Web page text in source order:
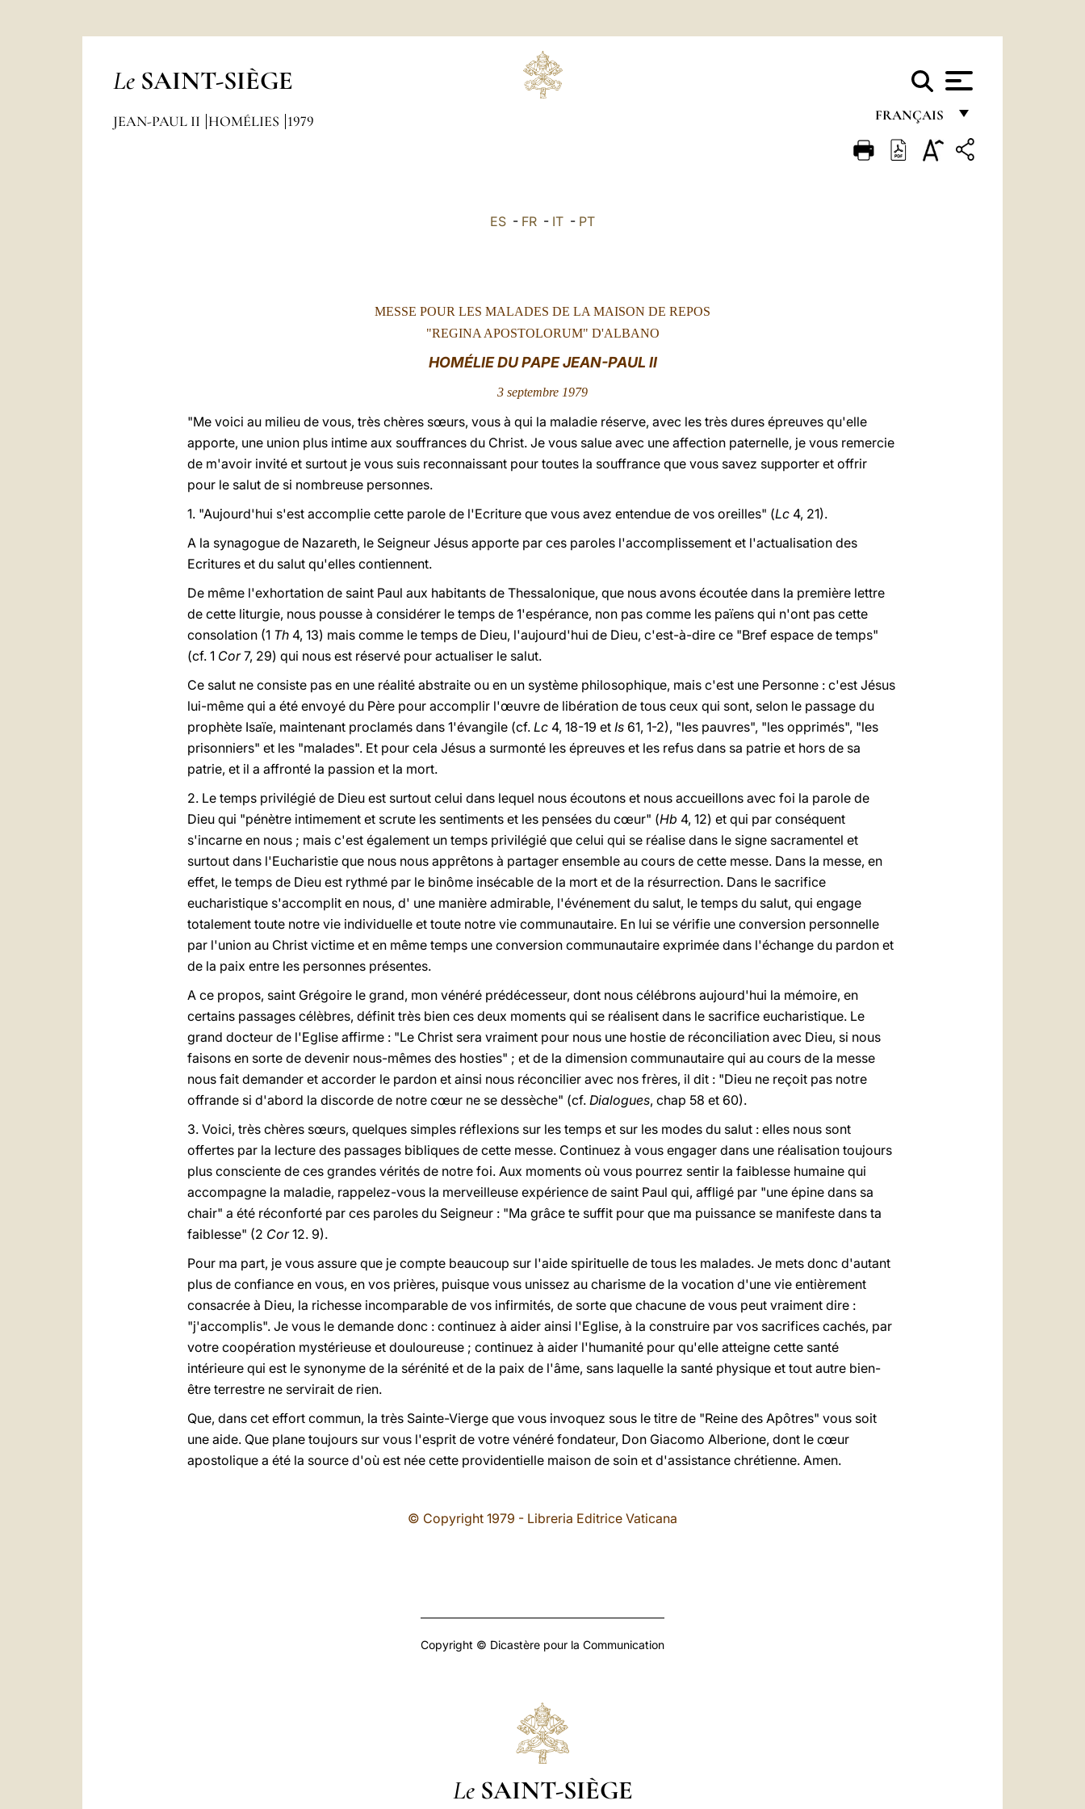
Le SAINT-SIÈGE
FRANÇAIS
FRANÇAIS
JEAN-PAUL II HOMÉLIES 1979
ES - FR - IT - PT
MESSE POUR LES MALADES DE LA MAISON DE REPOS
"REGINA APOSTOLORUM" D'ALBANO
HOMÉLIE DU PAPE JEAN-PAUL II
3 septembre 1979
"Me voici au milieu de vous, très chères sœurs, vous à qui la maladie réserve, avec les très dures épreuves qu'elle
apporte, une union plus intime aux souffrances du Christ. Je vous salue avec une affection paternelle, je vous remercie
de m'avoir invité et surtout je vous suis reconnaissant pour toutes la souffrance que vous savez supporter et offrir
pour le salut de si nombreuse personnes.
1. "Aujourd'hui s'est accomplie cette parole de l'Ecriture que vous avez entendue de vos oreilles" (Lc 4, 21).
A la synagogue de Nazareth, le Seigneur Jésus apporte par ces paroles l'accomplissement et l'actualisation des
Ecritures et du salut qu'elles contiennent.
De même l'exhortation de saint Paul aux habitants de Thessalonique, que nous avons écoutée dans la première lettre
de cette liturgie, nous pousse à considérer le temps de 1'espérance, non pas comme les païens qui n'ont pas cette
consolation (1 Th 4, 13) mais comme le temps de Dieu, l'aujourd'hui de Dieu, c'est-à-dire ce "Bref espace de temps"
(cf. 1 Cor7, 29) qui nous est réservé pour actualiser le salut.
Ce salut ne consiste pas en une réalité abstraite ou en un système philosophique, mais c'est une Personne : c'est Jésus
lui-même qui a été envoyé du Père pour accomplir l'œuvre de libération de tous ceux qui sont, selon le passage du
prophète Isaïe, maintenant proclamés dans 1'évangile (cf. Lc 4, 18-19 et Is 61, 1-2), "les pauvres", "les opprimés", "les
prisonniers" et les "malades". Et pour cela Jésus a surmonté les épreuves et les refus dans sa patrie et hors de sa
patrie, et il a affronté la passion et la mort.
2. Le temps privilégié de Dieu est surtout celui dans lequel nous écoutons et nous accueillons avec foi la parole de
Dieu qui "pénètre intimement et scrute les sentiments et les pensées du cœur" (Hb 4, 12) et qui par conséquent
s'incarne en nous ; mais c'est également un temps privilégié que celui qui se réalise dans le signe sacramentel et
surtout dans l'Eucharistie que nous nous apprêtons à partager ensemble au cours de cette messe. Dans la messe, en
effet, le temps de Dieu est rythmé par le binôme insécable de la mort et de la résurrection. Dans le sacrifice
eucharistique s'accomplit en nous, d' une manière admirable, l'événement du salut, le temps du salut, qui engage
totalement toute notre vie individuelle et toute notre vie communautaire. En lui se vérifie une conversion personnelle
par l'union au Christ victime et en même temps une conversion communautaire exprimée dans l'échange du pardon et
de la paix entre les personnes présentes.
A ce propos, saint Grégoire le grand, mon vénéré prédécesseur, dont nous célébrons aujourd'hui la mémoire, en
certains passages célèbres, définit très bien ces deux moments qui se réalisent dans le sacrifice eucharistique. Le
grand docteur de l'Eglise affirme : "Le Christ sera vraiment pour nous une hostie de réconciliation avec Dieu, si nous
faisons en sorte de devenir nous-mêmes des hosties" ; et de la dimension communautaire qui au cours de la messe
nous fait demander et accorder le pardon et ainsi nous réconcilier avec nos frères, il dit : "Dieu ne reçoit pas notre
offrande si d'abord la discorde de notre cœur ne se dessèche" (cf. Dialogues, chap 58 et 60).
3. Voici, très chères sœurs, quelques simples réflexions sur les temps et sur les modes du salut : elles nous sont
offertes par la lecture des passages bibliques de cette messe. Continuez à vous engager dans une réalisation toujours
plus consciente de ces grandes vérités de notre foi. Aux moments où vous pourrez sentir la faiblesse humaine qui
accompagne la maladie, rappelez-vous la merveilleuse expérience de saint Paul qui, affligé par "une épine dans sa
chair" a été réconforté par ces paroles du Seigneur : "Ma grâce te suffit pour que ma puissance se manifeste dans ta
faiblesse" (2 Cor12. 9).
Pour ma part, je vous assure que je compte beaucoup sur l'aide spirituelle de tous les malades. Je mets donc d'autant
plus de confiance en vous, en vos prières, puisque vous unissez au charisme de la vocation d'une vie entièrement
consacrée à Dieu, la richesse incomparable de vos infirmités, de sorte que chacune de vous peut vraiment dire :
"j'accomplis". Je vous le demande donc : continuez à aider ainsi l'Eglise, à la construire par vos sacrifices cachés, par
votre coopération mystérieuse et douloureuse ; continuez à aider l'humanité pour qu'elle atteigne cette santé
intérieure qui est le synonyme de la sérénité et de la paix de l'âme, sans laquelle la santé physique et tout autre bien-
être terrestre ne servirait de rien.
Que, dans cet effort commun, la très Sainte-Vierge que vous invoquez sous le titre de "Reine des Apôtres" vous soit
une aide. Que plane toujours sur vous l'esprit de votre vénéré fondateur, Don Giacomo Alberione, dont le cœur
apostolique a été la source d'où est née cette providentielle maison de soin et d'assistance chrétienne. Amen.
© Copyright 1979 - Libreria Editrice Vaticana
Copyright © Dicastère pour la Communication
Le SAINT-SIÈGE